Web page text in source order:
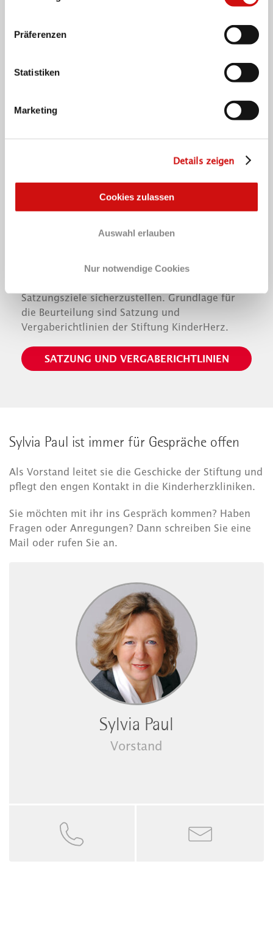
Präferenzen
Statistiken
Marketing
Details zeigen
Cookies zulassen
Auswahl erlauben
Nur notwendige Cookies
Der Wissenschaftliche Beirat berät den Vorstand
Angelegenheiten. Seine Aufgabe ist
Empfehlungen für die Fördermittelvergabe
Satzungsziele sicherzustellen. Grundlage für
die Beurteilung sind Satzung und
Vergaberichtlinien der Stiftung KinderHerz.
SATZUNG UND VERGABERICHTLINIEN
Sylvia Paul ist immer für Gespräche offen
Als Vorstand leitet sie die Geschicke der Stiftung und
pflegt den engen Kontakt in die Kinderherzkliniken.
Sie möchten mit ihr ins Gespräch kommen? Haben
Fragen oder Anregungen? Dann schreiben Sie eine
Mail oder rufen Sie an.
Sylvia Paul
Vorstand